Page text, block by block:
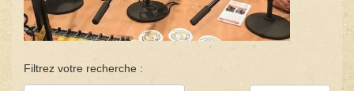
Filtrez votre recherche :